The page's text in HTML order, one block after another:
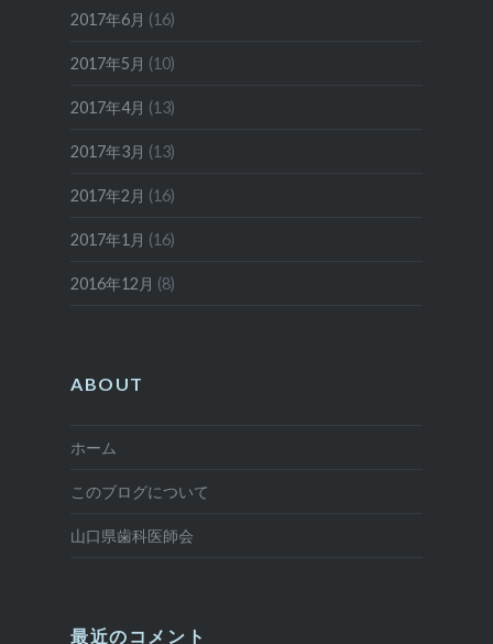
2017年6月 (16)
2017年5月 (10)
2017年4月 (13)
2017年3月 (13)
2017年2月 (16)
2017年1月 (16)
2016年12月 (8)
ABOUT
ホーム
このブログについて
山口県歯科医師会
最近のコメント